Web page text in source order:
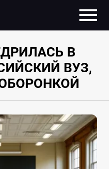
В
ВУЗ,